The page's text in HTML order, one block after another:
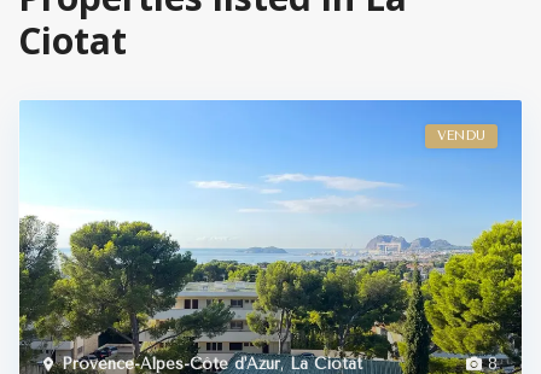
Ciotat
8
Provence-Alpes-Côte d'Azur, La Ciotat
VENDU